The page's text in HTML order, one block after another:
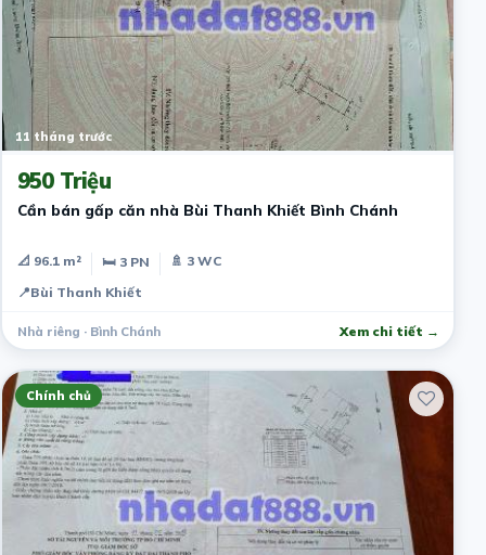
11 tháng trước
950 Triệu
Cần bán gấp căn nhà Bùi Thanh Khiết Bình Chánh
📐 96.1 m² 🛏 3 PN
🚿 3 WC
📍Bùi Thanh Khiết
Nhà riêng · Bình Chánh Xem chi tiết →
Chính chủ